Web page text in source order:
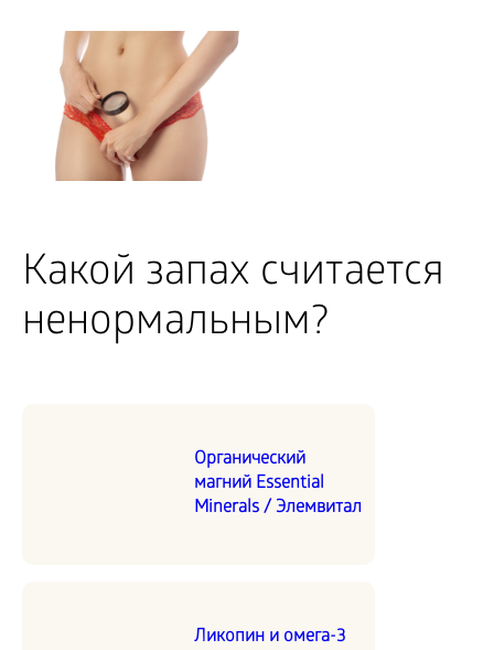
Какой запах считается
ненормальным?
Органический
магний Essential
Minerals / Элемвитал
Ликопин и омега-3